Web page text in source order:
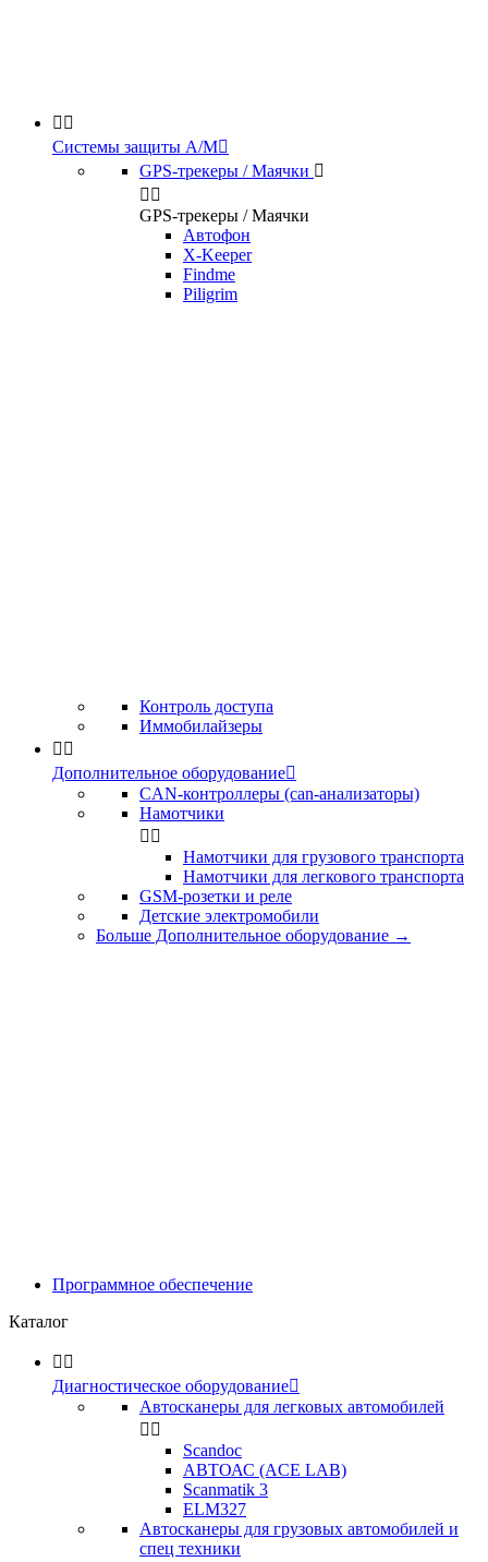
 
Системы защиты А/М
GPS-трекеры / Маячки 
 
GPS-трекеры / Маячки
Автофон
X-Keeper
Findme
Piligrim
Контроль доступа
Иммобилайзеры
 
Дополнительное оборудование
CAN-контроллеры (can-анализаторы)
Намотчики
 
Намотчики для грузового транспорта
Намотчики для легкового транспорта
GSM-розетки и реле
Детские электромобили
Больше Дополнительное оборудование →
Программное обеспечение
Каталог
 
Диагностическое оборудование
Автосканеры для легковых автомобилей
 
Scandoc
АВТОАС (ACE LAB)
Scanmatik 3
ELM327
Автосканеры для грузовых автомобилей и
спец техники